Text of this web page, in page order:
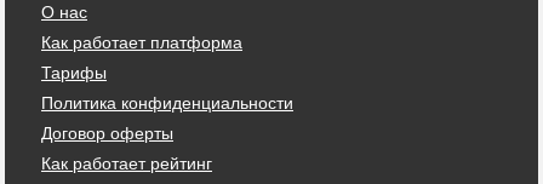
О нас
Как работает платформа
Тарифы
Политика конфиденциальности
Договор оферты
Как работает рейтинг